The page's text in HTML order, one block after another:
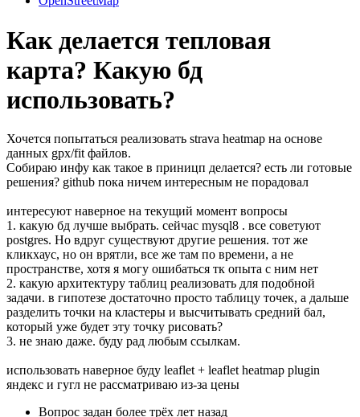
Как делается тепловая
карта? Какую бд
использовать?
Хочется попытаться реализовать strava heatmap на основе
данных gpx/fit файлов.
Собираю инфу как такое в приницп делается? есть ли готовые
решения? github пока ничем интересным не порадовал
интересуют наверное на текущий момент вопросы
1. какую бд лучше выбрать. сейчас mysql8 . все советуют
postgres. Но вдруг существуют другие решения. тот же
кликхаус, но он врятли, все же там по времени, а не
пространстве, хотя я могу ошибаться тк опыта с ним нет
2. какую архитектуру таблиц реализовать для подобной
задачи. в гипотезе достаточно просто таблицу точек, а дальше
разделить точки на кластеры и высчитывать средний бал,
который уже будет эту точку рисовать?
3. не знаю даже. буду рад любым ссылкам.
использовать наверное буду leaflet + leaflet heatmap plugin
яндекс и гугл не рассматриваю из-за цены
Вопрос задан более трёх лет назад